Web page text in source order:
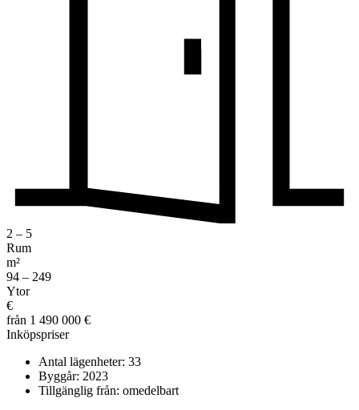
2 – 5
Rum
m²
94 – 249
Ytor
€
från 1 490 000 €
Inköpspriser
Antal lägenheter: 33
Byggår: 2023
Tillgänglig från: omedelbart